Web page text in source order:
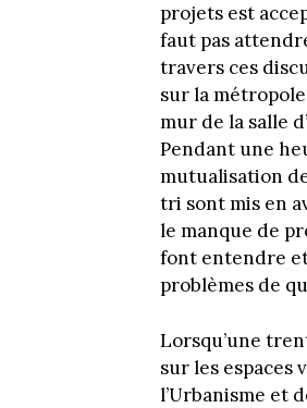
projets est
faut pas
travers ces
sur la
mur de la salle
Pendant une
mutualisation
tri sont mis en
le manque de
font entendre et
problèmes de
Lorsqu’une
sur les espaces
l’Urbanisme et